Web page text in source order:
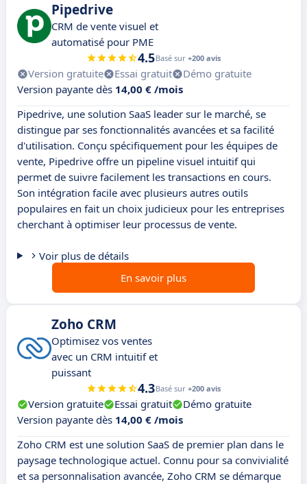
Pipedrive
CRM de vente visuel et
automatisé pour PME
4.5Basé sur +200 avis
Version gratuite Essai gratuit
Démo gratuite
Version payante dès 14,00 € /mois
Pipedrive, une solution SaaS leader sur le marché, se
distingue par ses fonctionnalités avancées et sa facilité
d'utilisation. Conçu spécifiquement pour les équipes de
vente, Pipedrive offre un pipeline visuel intuitif qui
permet de suivre facilement les transactions en cours.
Son intégration facile avec plusieurs autres outils
populaires en fait un choix judicieux pour les entreprises
cherchant à optimiser leur processus de vente.
Voir plus de détails
En savoir plus
Zoho CRM
Optimisez vos ventes
avec un CRM intuitif et
puissant
4.3Basé sur +200 avis
Version gratuite Essai gratuit
Démo gratuite
Version payante dès 14,00 € /mois
Zoho CRM est une solution SaaS de premier plan dans le
paysage technologique actuel. Connu pour sa convivialité
et sa personnalisation avancée, Zoho CRM se démarque